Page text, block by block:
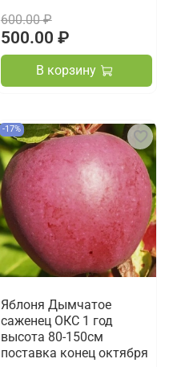
600.00 ₽
500.00 ₽
В корзину
-17%
Яблоня Дымчатое
саженец ОКС 1 год
высота 80-150см
поставка конец октября